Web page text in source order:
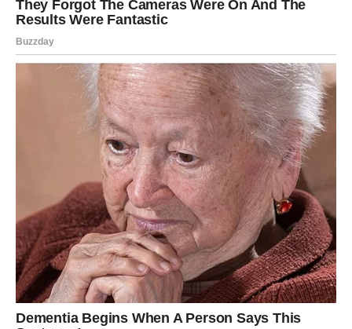
ili unutrašnje buđenje koje vas pokreće. Šta god da je —
osećaćete kao da vam se vraća kontrola nad sopstvenom
U ljubavi — dolazi istina. I ona oslobađa. Za neke Škorpije
to znači novi početak. Za druge — konačno zatvaranje
poglavlja koje je predugo trajalo.
Ovo je period kada Škorpija ponovo postaje nepobediva
— ali mudrija nego ikad.